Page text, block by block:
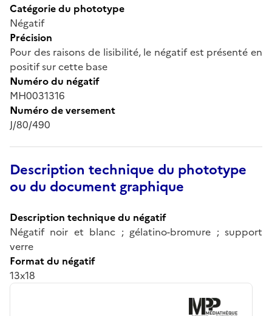
Catégorie du phototype
Négatif
Précision
Pour des raisons de lisibilité, le négatif est présenté en
positif sur cette base
Numéro du négatif
MH0031316
Numéro de versement
J/80/490
Description technique du phototype
ou du document graphique
Description technique du négatif
Négatif noir et blanc ; gélatino-bromure ; support
verre
Format du négatif
13x18